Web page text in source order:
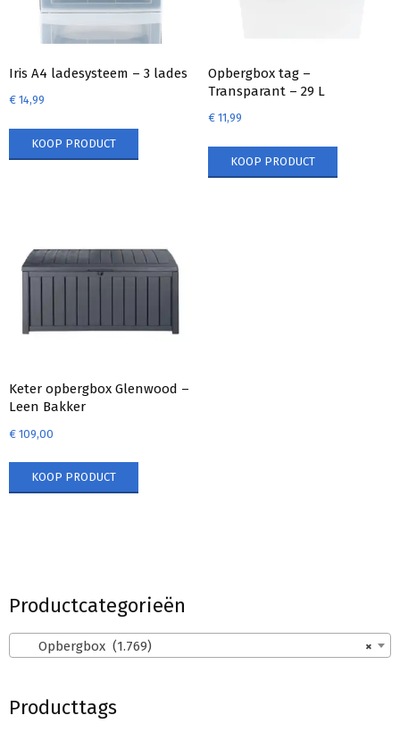
Iris A4 ladesysteem – 3 lades
€ 14,99
KOOP PRODUCT
Opbergbox tag –
Transparant – 29 L
€11,99
KOOP PRODUCT
Keter opbergbox Glenwood –
Leen Bakker
€ 109,00
KOOP PRODUCT
Productcategorieën
×
Opbergbox (1.769)
Producttags